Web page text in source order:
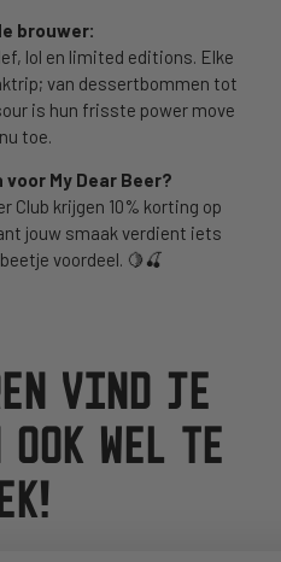
brouwer:
lol en limited editions. Elke
van dessertbommen tot
is hun frisste power move
toe.
My Dear Beer?
Club krijgen 10% korting op
jouw smaak verdient iets
voordeel. 🍋🍒
VIND JE
WEL TE